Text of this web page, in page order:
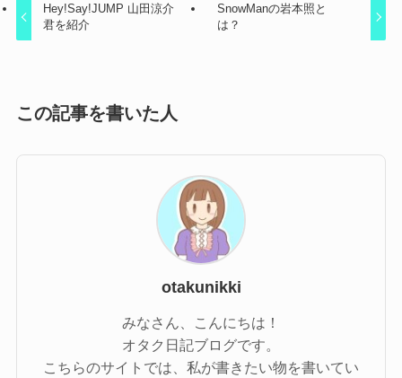
Hey!Say!JUMP 山田涼介
君を紹介
SnowManの岩本照と
は？
この記事を書いた人
otakunikki
みなさん、こんにちは！
オタク日記ブログです。
こちらのサイトでは、私が書きたい物を書いてい